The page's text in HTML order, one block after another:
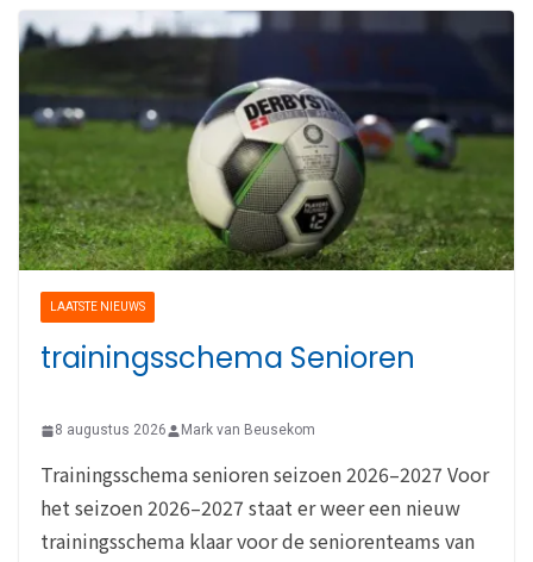
LAATSTE NIEUWS
trainingsschema Senioren
8 augustus 2026 Mark van Beusekom
Trainingsschema senioren seizoen 2026–2027 Voor
het seizoen 2026–2027 staat er weer een nieuw
trainingsschema klaar voor de seniorenteams van